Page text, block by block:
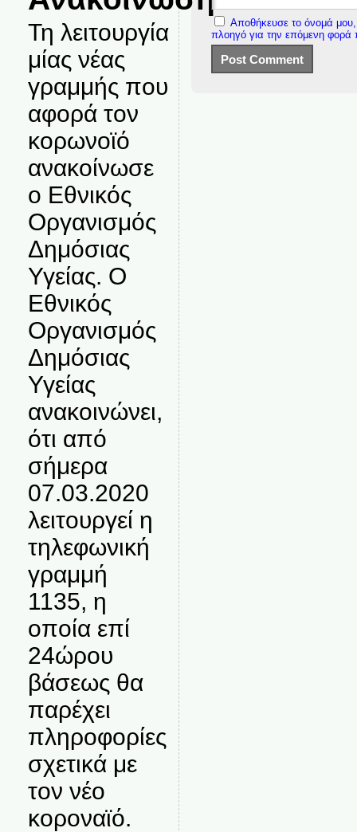
Τη λειτουργία
μίας νέας
γραμμής που
αφορά τον
κορωνοϊό
ανακοίνωσε
ο Εθνικός
Οργανισμός
Δημόσιας
Υγείας. Ο
Εθνικός
Οργανισμός
Δημόσιας
Υγείας
ανακοινώνει,
ότι από
σήμερα
07.03.2020
λειτουργεί η
τηλεφωνική
γραμμή
1135, η
οποία επί
24ώρου
βάσεως θα
παρέχει
πληροφορίες
σχετικά με
τον νέο
κοροναϊό.
Αποθήκευσε το όνομά μου,
πλοηγό για την επόμενη